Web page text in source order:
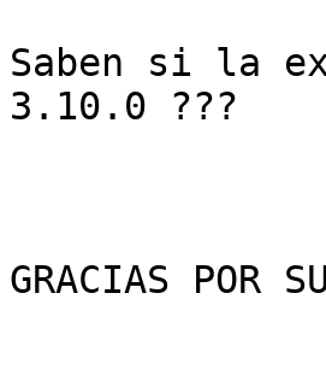
Saben si la
3.10.0 ???
GRACIAS POR